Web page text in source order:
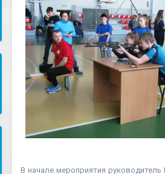
В начале мероприятия